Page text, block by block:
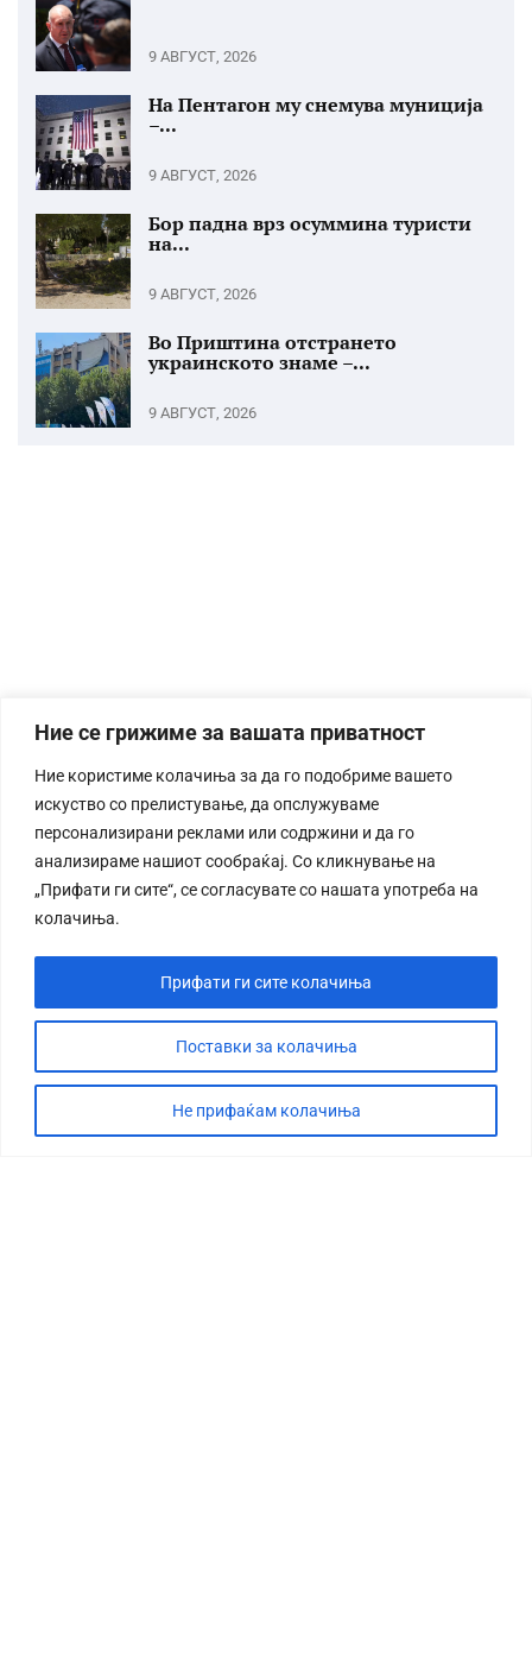
Ние се грижиме за вашата приватност
Ние користиме колачиња за да го подобриме вашето
искуство со прелистување, да опслужуваме
персонализирани реклами или содржини и да го
анализираме нашиот сообраќај. Со кликнување на
„Прифати ги сите“, се согласувате со нашата употреба на
колачиња.
Поставки за колачиња
Не прифаќам колачиња
Прифати ги сите колачиња
9 АВГУСТ, 2026
На Пентагон му снемува муниција
–...
9 АВГУСТ, 2026
Бор падна врз осуммина туристи
на...
9 АВГУСТ, 2026
Во Приштина отстрането
украинското знаме –...
9 АВГУСТ, 2026